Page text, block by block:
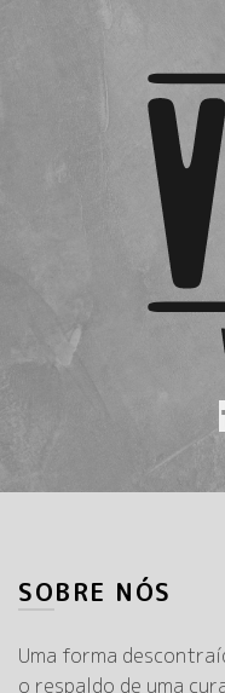
SOBRE NÓS
Uma forma
o respaldo de uma